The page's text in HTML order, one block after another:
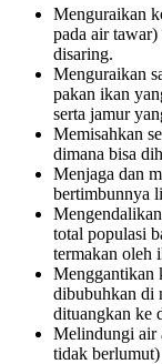
Menguraikan
pada air
disaring.
Menguraikan
pakan ikan
serta jamur
Memisahkan
dimana bisa
Menjaga dan
bertimbunnya
total populasi
termakan oleh
Menggantikan
dibubuhkan di
dituangkan ke
Melindungi air
tidak